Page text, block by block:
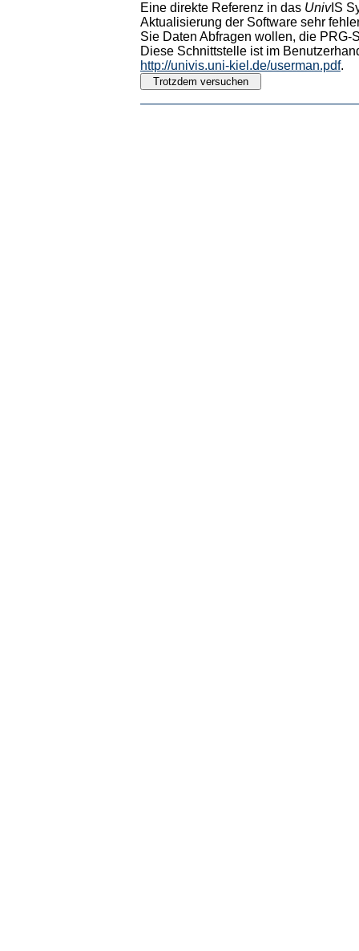
Eine direkte Referenz in das UnivIS
Aktualisierung der Software sehr
Sie Daten Abfragen wollen, die PRG-
Diese Schnittstelle ist im
http://univis.uni-kiel.de/userman.pdf.